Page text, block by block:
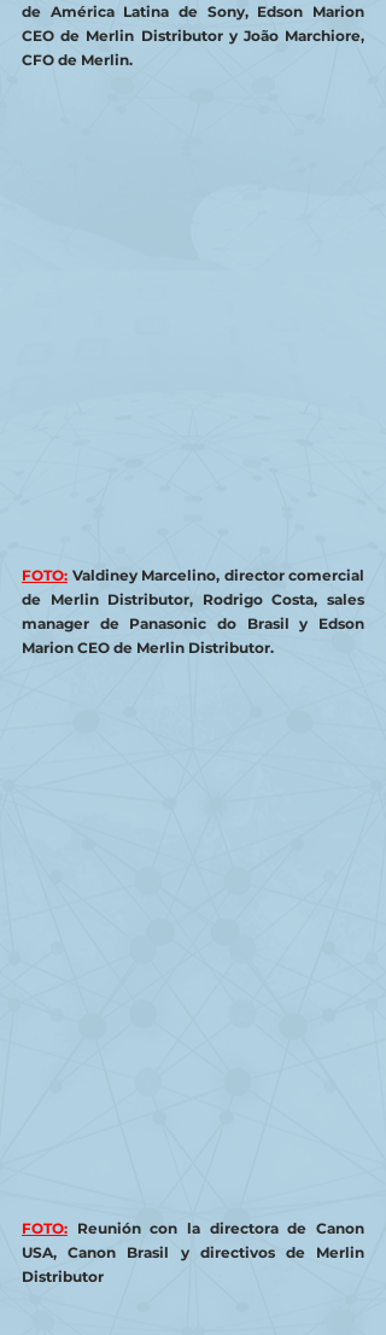
de América Latina de Sony, Edson Marion
CEO de Merlin Distributor y João Marchiore,
CFO de Merlin.
FOTO: Valdiney Marcelino, director comercial
de Merlin Distributor, Rodrigo Costa, sales
manager de Panasonic do Brasil y Edson
Marion CEO de Merlin Distributor.
FOTO: Reunión con la directora de Canon
USA, Canon Brasil y directivos de Merlin
Distributor